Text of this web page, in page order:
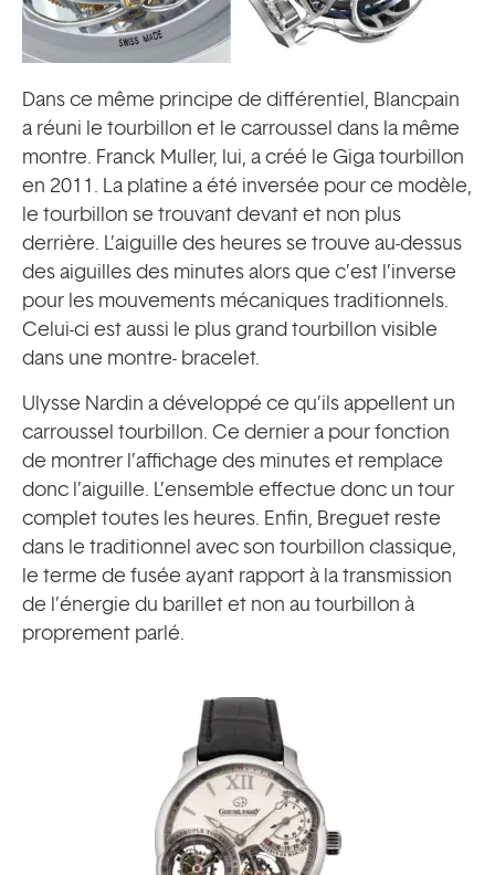
Dans ce même principe de différentiel, Blancpain
a réuni le tourbillon et le carroussel dans la même
montre. Franck Muller, lui, a créé le Giga tourbillon
en 2011. La platine a été inversée pour ce modèle,
le tourbillon se trouvant devant et non plus
derrière. L’aiguille des heures se trouve au-dessus
des aiguilles des minutes alors que c’est l’inverse
pour les mouvements mécaniques traditionnels.
Celui-ci est aussi le plus grand tourbillon visible
dans une montre- bracelet.
Ulysse Nardin a développé ce qu’ils appellent un
carroussel tourbillon. Ce dernier a pour fonction
de montrer l’affichage des minutes et remplace
donc l’aiguille. L’ensemble effectue donc un tour
complet toutes les heures. Enfin, Breguet reste
dans le traditionnel avec son tourbillon classique,
le terme de fusée ayant rapport à la transmission
de l’énergie du barillet et non au tourbillon à
proprement parlé.